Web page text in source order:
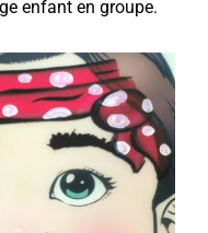
enfant en groupe.